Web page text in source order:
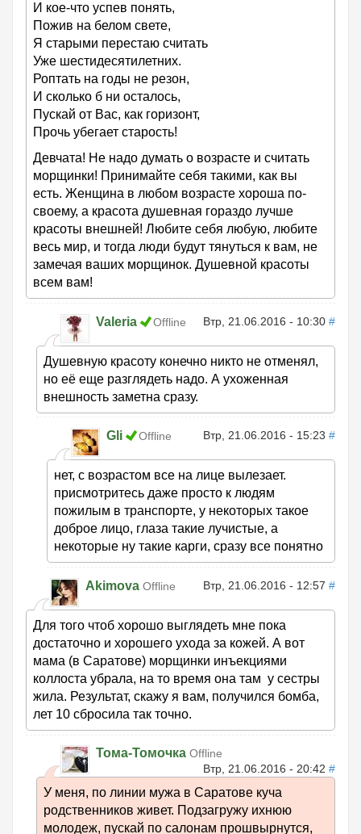
И кое-что успев понять,
Пожив на белом свете,
Я старыми перестаю считать
Уже шестидесятилетних.
Роптать на годы не резон,
И сколько б ни осталось,
Пускай от Вас, как горизонт,
Прочь убегает старость!
Девчата! Не надо думать о возрасте и считать
морщинки! Принимайте себя такими, как вы
есть. Женщина в любом возрасте хороша по-
своему, а красота душевная гораздо лучше
красоты внешней! Любите себя любую, любите
весь мир, и тогда люди будут тянуться к вам, не
замечая ваших морщинок. Душевной красоты
всем вам!
Valeria Offline Втр, 21.06.2016 - 10:30 #
Душевную красоту конечно никто не отменял,
но её еще разглядеть надо. А ухоженная
внешность заметна сразу.
Gli Offline Втр, 21.06.2016 - 15:23 #
нет, с возрастом все на лице вылезает.
присмотритесь даже просто к людям
пожилым в транспорте, у некоторых такое
доброе лицо, глаза такие лучистые, а
некоторые ну такие карги, сразу все понятно
Akimova Offline Втр, 21.06.2016 - 12:57 #
Для того чтоб хорошо выглядеть мне пока
достаточно и хорошего ухода за кожей. А вот
мама (в Саратове) морщинки инъекциями
коллоста убрала, на то время она там у сестры
жила. Результат, скажу я вам, получился бомба,
лет 10 сбросила так точно.
Тома-Томочка Offline
Втр, 21.06.2016 - 20:42 #
У меня, по линии мужа в Саратове куча
родственников живет. Подзагружу ихнюю
молодеж, пускай по салонам прошвырнутся,